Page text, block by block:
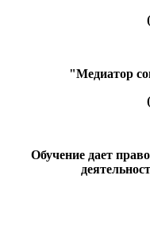
"Медиатор
Обучение дает